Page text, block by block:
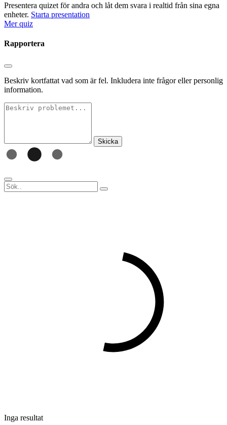
Presentera quizet för andra och låt dem svara i realtid från sina egna
enheter. Starta presentation
Mer quiz
Rapportera
Beskriv kortfattat vad som är fel. Inkludera inte frågor eller personlig
information.
Skicka
Inga resultat